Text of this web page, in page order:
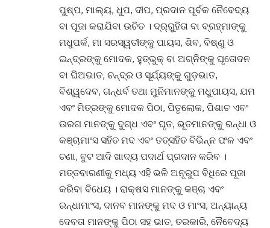
ପୁଷ୍ପ, ମାଲ୍ୟ, ଧୁପ, ଦୀପ, ପ୍ରଦାନ ପୂର୍ବକ ନୈବେଦ୍ୟ
ବା ପୂଜା କରାଯିବା ଉଚିତ । ଦ୍ର୍ରୁହିତା ବା ବ୍ରହ୍ମାଙ୍କୁ
ମଧୁପର୍କ, ମା ସରସ୍ୱତୀଙ୍କୁ ପାୟସ, ଶିବ, ବିଷ୍ଣୁ ଓ
ଇନ୍ଦ୍ରଙ୍କୁ ମୋଦକ, ହୁତ୍‌ଭୁକ୍ ବା ଅଗ୍ନିଙ୍କୁ ଘୃତୋଦନ
ବା ଘିଅଭାତ, ଚନ୍ଦ୍ର ଓ ସୂର୍ଯ୍ୟଙ୍କୁ ଗୁଡ଼ଭାତ,
ବିଶ୍ୱଦେବ, ଗନ୍ଧର୍ବ ତଥା ମୁନିମାନଙ୍କୁ ମଧୁପାୟସ, ଯମ
ଏବଂ ମିତ୍ରଙ୍କୁ ମୋଦକ ପିଠା, ପିତୃଲୋକ, ପିଶାଚ ଏବଂ
ଉରଗ ମାନଙ୍କୁ ଦୁଗ୍ଧ ଏବଂ ଘୃତ, ଭୂତମାନଙ୍କୁ ରନ୍ଧା ଓ
କଞ୍ଚାମାଂସ ସହିତ ମଦ ଏବଂ ତତ୍‌ସହିତ ବିଭିନ୍ନ ଫଳ ଏବଂ
ଚଣା, ବୁଟ ଆଦି ଖାଦ୍ୟ ପଦାର୍ଥ ପ୍ରଦାନ କରିବ ।
ମତ୍ତବାରଣୀକୁ ମଧ୍ୟ ଏହି ଭଳି ଅନୂରୁପ ବିଧିରେ ପୂଜା
କରିବା ବିଧେୟ । ରାକ୍ଷସ ମାନଙ୍କୁ କଞ୍ଚା ଏବଂ
ରନ୍ଧାମାଂସ, ଦାନବ ମାନଙ୍କୁ ମଦ ଓ ମାଂସ, ଅନ୍ୟାନ୍ୟ
ଦେବତା ମାନଙ୍କୁ ପିଠା ସହ ଭାତ, ତରକାରି, ନୈବେଦ୍ୟ